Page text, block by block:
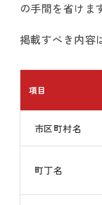
の手間を省けま
掲載すべき内容
項目
市区町村名
町丁名